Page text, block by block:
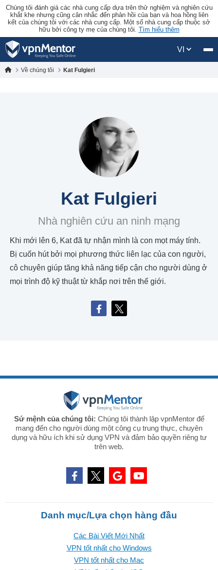
Chúng tôi đánh giá các nhà cung cấp dựa trên thử nghiệm và nghiên cứu
khắt khe nhưng cũng cân nhắc đến phản hồi của bạn và hoa hồng liên
kết của chúng tôi với các nhà cung cấp. Một số nhà cung cấp thuộc sở
hữu bởi công ty mẹ của chúng tôi. Tìm hiểu thêm
VI
Về chúng tôi Kat Fulgieri
Kat Fulgieri
Nhà nghiên cứu an ninh mạng
Khi mới lên 6, Kat đã tự nhận mình là con mọt máy tính.
Bị cuốn hút bởi mọi phương thức liên lạc của con người,
cô chuyên giúp tăng khả năng tiếp cận cho người dùng ở
mọi trình độ kỹ thuật từ khắp nơi trên thế giới.
Sứ mệnh của chúng tôi: Chúng tôi thành lập vpnMentor để
mang đến cho người dùng một công cụ trung thực, chuyên
dụng và hữu ích khi sử dụng VPN và đảm bảo quyền riêng tư
trên web.
Danh mục/Lựa chọn hàng đầu
Các Bài Viết Mới Nhất
VPN tốt nhất cho Windows
VPN tốt nhất cho Mac